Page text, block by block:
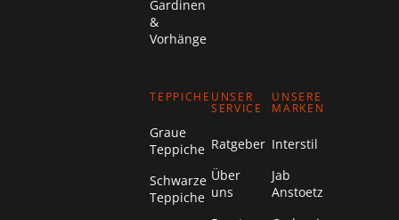
Gardinen
&
Vorhänge
TEPPICHE
Graue
Teppiche
Schwarze
Teppiche
UNSER
SERVICE
Ratgeber
Über
uns
UNSERE
MARKEN
Interstil
Jab
Anstoetz